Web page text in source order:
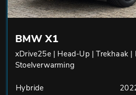
BMW X1
xDrive25e | Head-Up | Trekhaak |
Stoelverwarming
Hybride